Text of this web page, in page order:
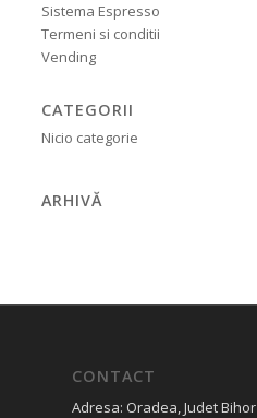
Sistema Espresso
Termeni si conditii
Vending
CATEGORII
Nicio categorie
ARHIVĂ
CONTACT
Adresa: Oradea, Judet Bihor